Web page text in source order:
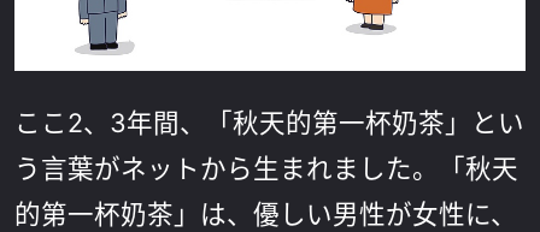
ここ2、3年間、「秋天的第一杯奶茶」とい
う言葉がネットから生まれました。「秋天
的第一杯奶茶」は、優しい男性が女性に、